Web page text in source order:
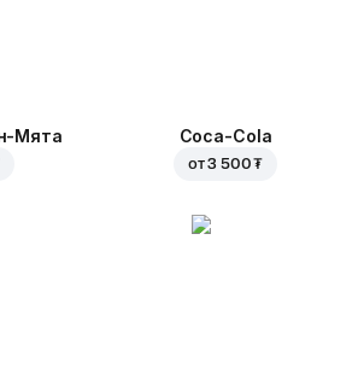
Мята Coca-Cola
от3 500 ₮